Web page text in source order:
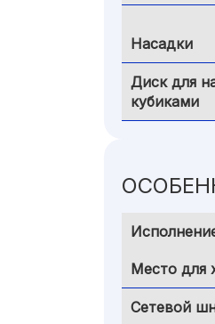
Насадки
Диск для
кубиками
Место для
Сетевой